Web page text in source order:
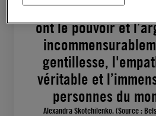
Les personnes qui
ont le pouvoir et
gentillesse,
véritable et
personnes du
Alexandra Skotchilenko. (Source :